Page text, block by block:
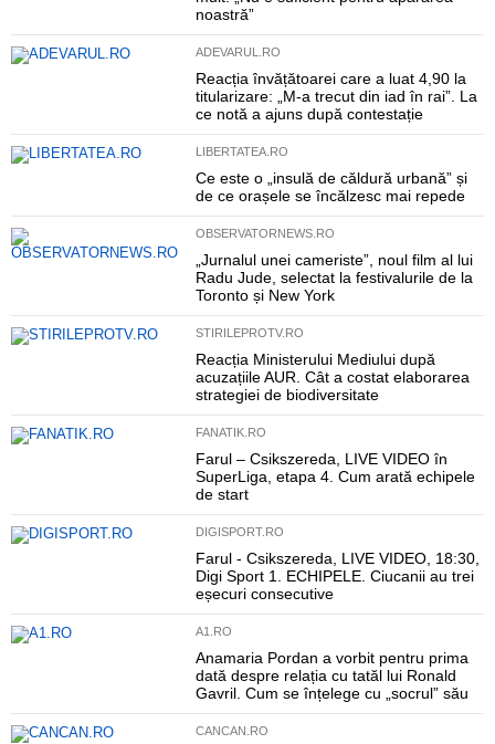
noastră”
ADEVARUL.RO
Reacția învățătoarei care a luat 4,90 la
titularizare: „M-a trecut din iad în rai”. La
ce notă a ajuns după contestație
LIBERTATEA.RO
Ce este o „insulă de căldură urbană” și
de ce orașele se încălzesc mai repede
OBSERVATORNEWS.RO
„Jurnalul unei cameriste”, noul film al lui
Radu Jude, selectat la festivalurile de la
Toronto și New York
STIRILEPROTV.RO
Reacția Ministerului Mediului după
acuzațiile AUR. Cât a costat elaborarea
strategiei de biodiversitate
FANATIK.RO
Farul – Csikszereda, LIVE VIDEO în
SuperLiga, etapa 4. Cum arată echipele
de start
DIGISPORT.RO
Farul - Csikszereda, LIVE VIDEO, 18:30,
Digi Sport 1. ECHIPELE. Ciucanii au trei
eșecuri consecutive
A1.RO
Anamaria Pordan a vorbit pentru prima
dată despre relația cu tatăl lui Ronald
Gavril. Cum se înțelege cu „socrul” său
CANCAN.RO